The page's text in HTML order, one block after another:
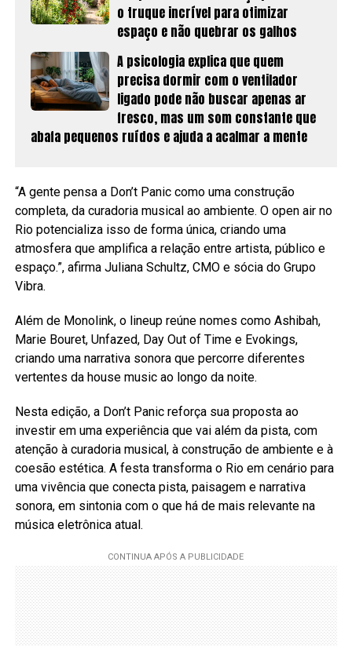
o truque incrível para otimizar
espaço e não quebrar os galhos
A psicologia explica que quem
precisa dormir com o ventilador
ligado pode não buscar apenas ar
fresco, mas um som constante que
abafa pequenos ruídos e ajuda a acalmar a mente
“A gente pensa a Don’t Panic como uma construção
completa, da curadoria musical ao ambiente. O open air no
Rio potencializa isso de forma única, criando uma
atmosfera que amplifica a relação entre artista, público e
espaço.”, afirma Juliana Schultz, CMO e sócia do Grupo
Vibra.
Além de Monolink, o lineup reúne nomes como Ashibah,
Marie Bouret, Unfazed, Day Out of Time e Evokings,
criando uma narrativa sonora que percorre diferentes
vertentes da house music ao longo da noite.
Nesta edição, a Don’t Panic reforça sua proposta ao
investir em uma experiência que vai além da pista, com
atenção à curadoria musical, à construção de ambiente e à
coesão estética. A festa transforma o Rio em cenário para
uma vivência que conecta pista, paisagem e narrativa
sonora, em sintonia com o que há de mais relevante na
música eletrônica atual.